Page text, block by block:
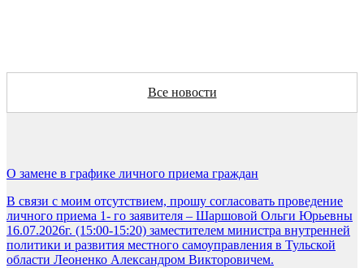
Все новости
О замене в графике личного приема граждан
В связи с моим отсутствием, прошу согласовать проведение
личного приема 1- го заявителя – Шаршовой Ольги Юрьевны
16.07.2026г. (15:00-15:20) заместителем министра внутренней
политики и развития местного самоуправления в Тульской
области Леоненко Александром Викторовичем.